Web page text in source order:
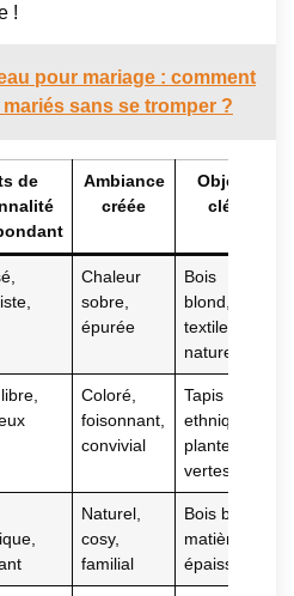
!
pour mariage : comment
sans se tromper ?
de
Ambiance
créée
Objets
clés
Chaleur
sobre,
épurée
Bois
blond,
textile
naturel
Coloré,
foisonnant,
convivial
Tapis
ethniques,
plantes
vertes
Naturel,
cosy,
familial
Bois brut,
matières
épaisses